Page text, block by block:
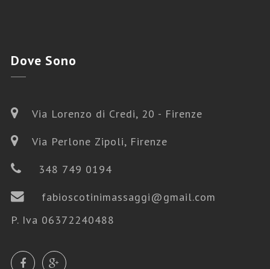
Dove Sono
Via Lorenzo di Credi, 20 - Firenze
Via Perlone Zipoli, Firenze
348 749 0194
fabioscotinimassaggi@gmail.com
P. Iva 06372240488